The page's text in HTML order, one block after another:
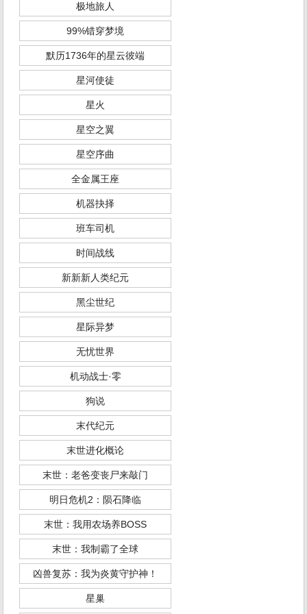
极地旅人
99%错穿梦境
默历1736年的星云彼端
星河使徒
星火
星空之翼
星空序曲
全金属王座
机器抉择
班车司机
时间战线
新新新人类纪元
黑尘世纪
星际异梦
无忧世界
机动战士·零
狗说
末代纪元
末世进化概论
末世：老爸变丧尸来敲门
明日危机2：陨石降临
末世：我用农场养BOSS
末世：我制霸了全球
凶兽复苏：我为炎黄守护神！
星巢